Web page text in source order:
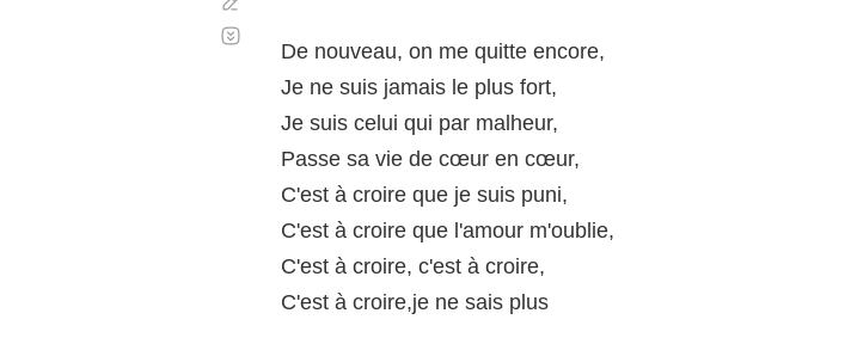
De nouveau, on me quitte encore,
Je ne suis jamais le plus fort,
Je suis celui qui par malheur,
Passe sa vie de cœur en cœur,
C'est à croire que je suis puni,
C'est à croire que l'amour m'oublie,
C'est à croire, c'est à croire,
C'est à croire,je ne sais plus
automático